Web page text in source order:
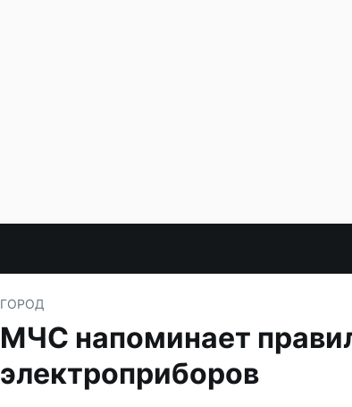
ГОРОД
МЧС напоминает
электроприборов